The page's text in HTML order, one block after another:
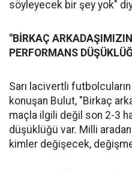
söyleyecek bir şey yok"
"BİRKAÇ
PERFORMANS
Sarı lacivertli
konuşan Bulut, "Birkaç
maçla ilgili değil son 2-3
düşüklüğü var. Milli
kimler değişecek,